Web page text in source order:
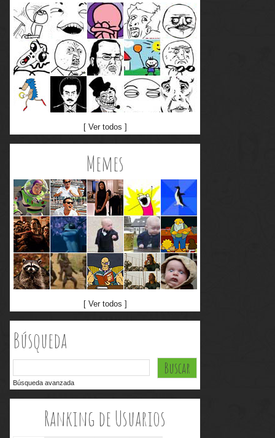
[ Ver todos ]
Memes
[ Ver todos ]
Búsqueda
Búsqueda avanzada
Ranking de Usuarios